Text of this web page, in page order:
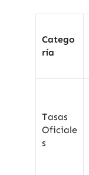
Catego
ría
Tasas
Oficiale
s